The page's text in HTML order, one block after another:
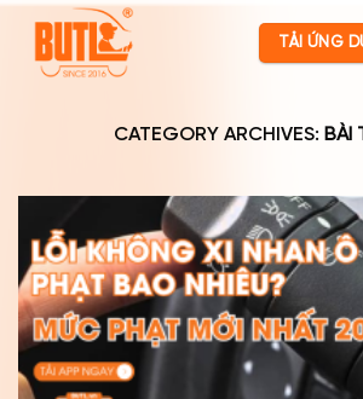
content
TẢI ỨNG
CATEGORY ARCHIVES: BÀI